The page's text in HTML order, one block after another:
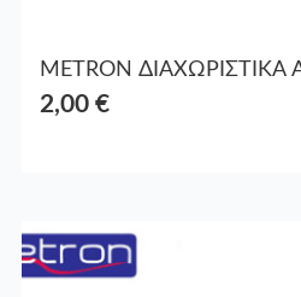
2,00 €